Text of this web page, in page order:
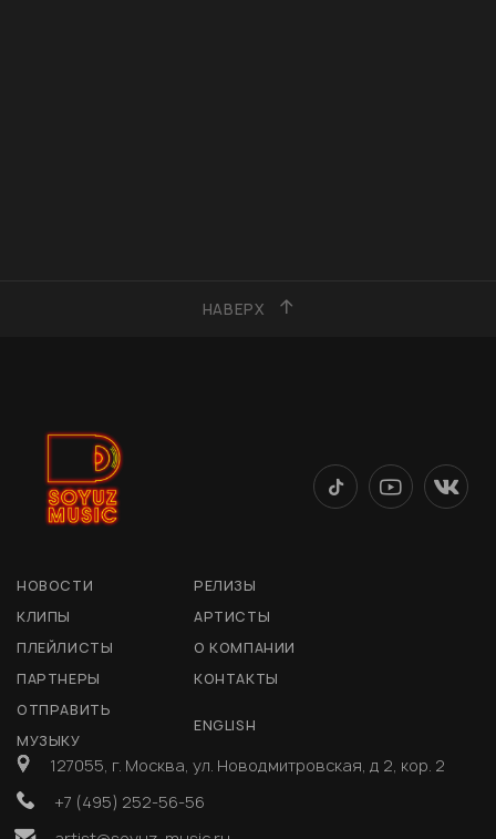
НАВЕРХ
НОВОСТИ
РЕЛИЗЫ
КЛИПЫ
АРТИСТЫ
ПЛЕЙЛИСТЫ
О КОМПАНИИ
ПАРТНЕРЫ
КОНТАКТЫ
ОТПРАВИТЬ
МУЗЫКУ
ENGLISH
127055, г. Москва, ул. Новодмитровская, д 2, кор. 2
+7 (495) 252-56-56